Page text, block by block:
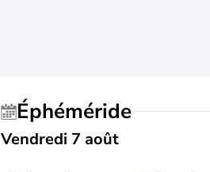
Éphéméride
Vendredi 7 août